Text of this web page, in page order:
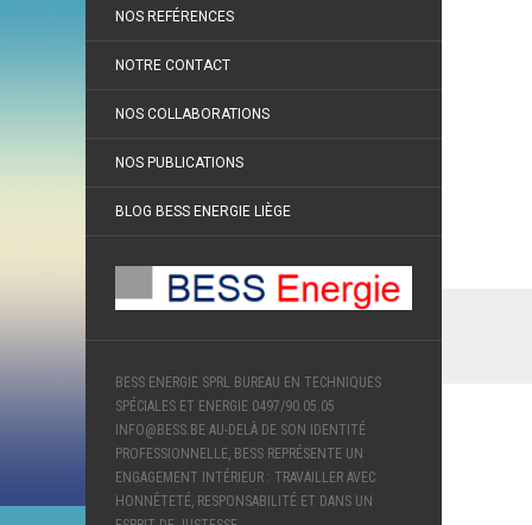
NOS REFÉRENCES
NOTRE CONTACT
NOS COLLABORATIONS
NOS PUBLICATIONS
BLOG BESS ENERGIE LIÈGE
BESS ENERGIE SPRL BUREAU EN TECHNIQUES
SPÉCIALES ET ENERGIE 0497/90.05.05
INFO@BESS.BE AU-DELÀ DE SON IDENTITÉ
PROFESSIONNELLE, BESS REPRÉSENTE UN
ENGAGEMENT INTÉRIEUR : TRAVAILLER AVEC
HONNÊTETÉ, RESPONSABILITÉ ET DANS UN